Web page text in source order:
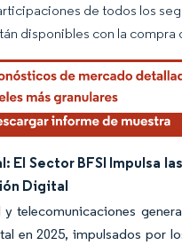
El uso requiere atribución
de todos los
disponibles con la compra
El Sector BFSI Impulsa
Digital
telecomunicaciones
en 2025, impulsados por